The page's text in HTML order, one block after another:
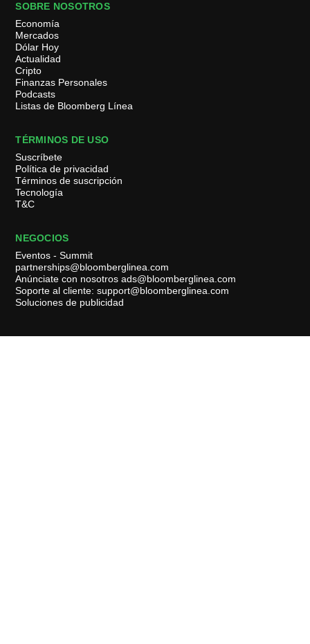
SOBRE NOSOTROS
Economía
Mercados
Dólar Hoy
Actualidad
Cripto
Finanzas Personales
Podcasts
Listas de Bloomberg Línea
TÉRMINOS DE USO
Suscríbete
Política de privacidad
Términos de suscripción
Tecnología
T&C
NEGOCIOS
Eventos - Summit
partnerships@bloomberglinea.com
Anúnciate con nosotros ads@bloomberglinea.com
Soporte al cliente: support@bloomberglinea.com
Soluciones de publicidad